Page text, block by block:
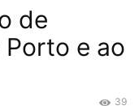
de
e ao
39